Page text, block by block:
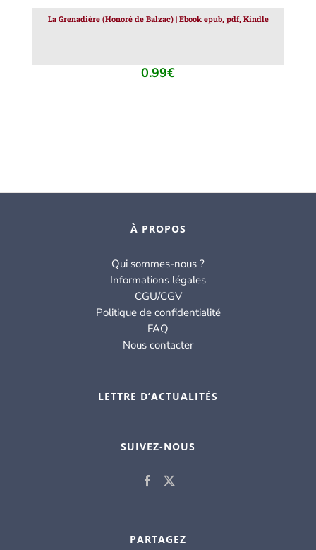
La Grenadière (Honoré de Balzac) | Ebook epub, pdf, Kindle
0.99€
À PROPOS
Qui sommes-nous ?
Informations légales
CGU/CGV
Politique de confidentialité
FAQ
Nous contacter
LETTRE D’ACTUALITÉS
SUIVEZ-NOUS
PARTAGEZ